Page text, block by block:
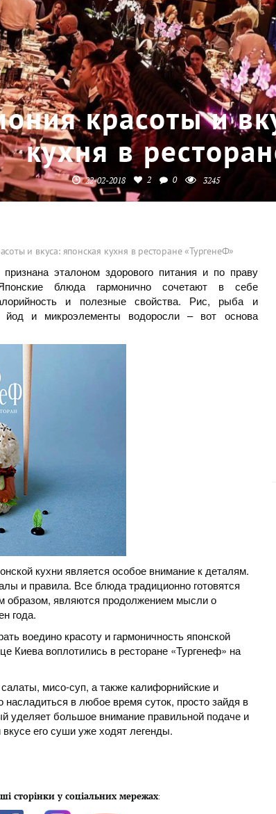
красоты и
кухня в
22-02-2018 2 0 3245
и вкуса: японская кухня в ресторане «ТургенеФ»
эталоном здорового питания и по праву
блюда гармонично сочетают в себе
и полезные свойства. Рис, рыба и
и микроэлементы водоросли – вот основа
кухни является особое внимание к деталям.
и правила. Все блюда традиционно готовятся
образом, являются продолжением мысли о
года.
воедино красоту и гармоничность японской
Киева воплотились в ресторане «Тургенеф» на
мисо-суп, а также калифорнийские и
в любое время суток, просто зайдя в
уделяет большое внимание правильной подаче и
его суши уже ходят легенды.
сторінки у соціальних мережах: